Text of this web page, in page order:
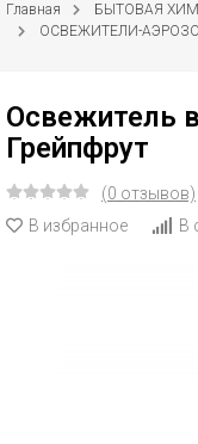
Главная БЫТОВАЯ
ОСВЕЖИТЕЛИ-
Освежитель
Грейпфрут
(0 отзывов)
В избранное
В